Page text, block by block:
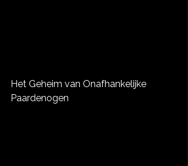
Het Geheim van Onafhankelijke
Paardenogen